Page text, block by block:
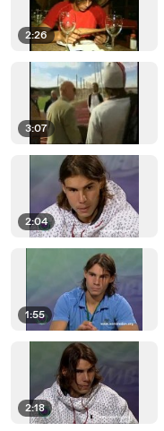
2:26
3:07
2:04
1:55
2:18